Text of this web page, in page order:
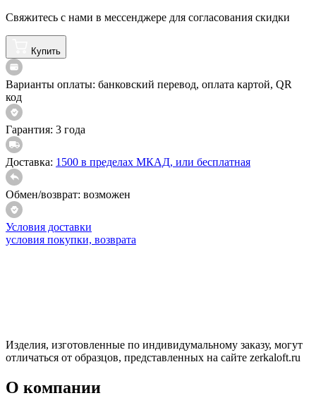
Свяжитесь с нами в мессенджере для согласования скидки
Купить
Варианты оплаты: банковский перевод, оплата картой, QR
код
Гарантия: 3 года
Доставка: 1500 в пределах МКАД, или бесплатная
Обмен/возврат: возможен
Условия доставки
условия покупки, возврата
Изделия, изготовленные по индивидумальному заказу, могут
отличаться от образцов, представленных на сайте zerkaloft.ru
О компании